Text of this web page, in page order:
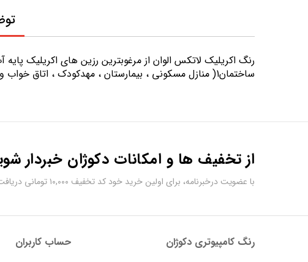
رنگ اكريليك لاتكس الوان از مرغوبترين رزين هاي اكريليك
ساختمان1( منازل مسكوني ، بيمارستان ، مهدكودك ، اتاق خواب و كليه اماكني كه از لحاظ بهداشتي از حساسيت بيشتري برخوردارند) مورد استفاده قرار می گیرد.
از تخفیف ها و امکانات دکوژان خبردار
با عضویت درخبرنامه، برای اولین خرید خود کد تخفیف ۱۰,۰۰۰ تومانی دریافت کنید.
رنگ کامپیوتری دکوژان
حساب کاربران